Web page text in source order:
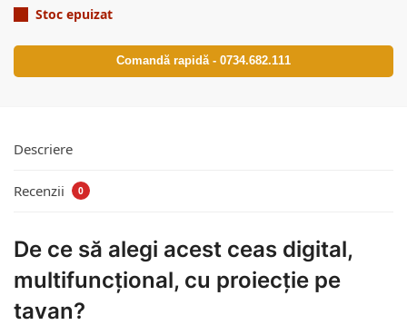
Stoc epuizat
Comandă rapidă - 0734.682.111
Descriere
Recenzii 0
De ce să alegi acest ceas digital,
multifuncțional, cu proiecție pe
tavan?